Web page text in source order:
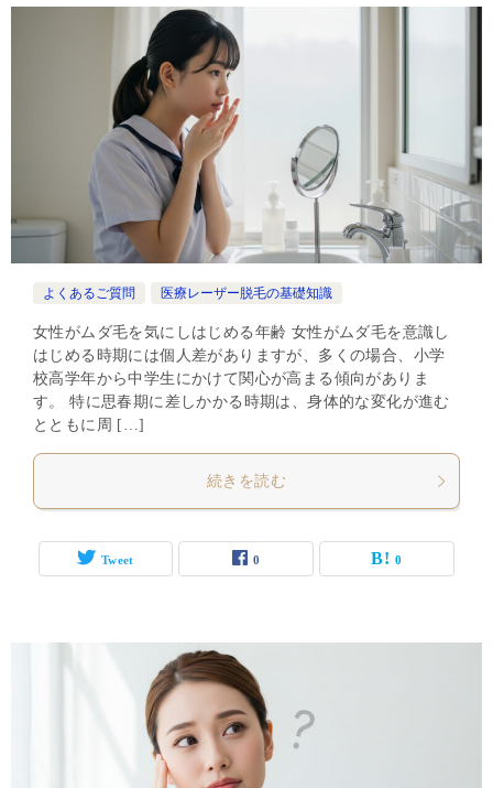
よくあるご質問 医療レーザー脱毛の基礎知識
女性がムダ毛を気にしはじめる年齢 女性がムダ毛を意識し
はじめる時期には個人差がありますが、多くの場合、小学
校高学年から中学生にかけて関心が高まる傾向がありま
す。 特に思春期に差しかかる時期は、身体的な変化が進む
とともに周 […]
続きを読む
Tweet 0 0